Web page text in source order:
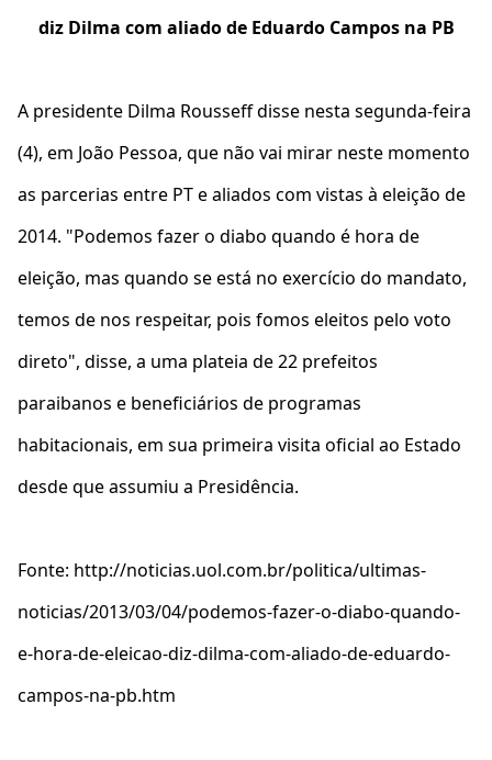
diz Dilma com aliado de Eduardo Campos na PB
A presidente Dilma Rousseff disse nesta segunda-feira
(4), em João Pessoa, que não vai mirar neste momento
as parcerias entre PT e aliados com vistas à eleição de
2014. "Podemos fazer o diabo quando é hora de
eleição, mas quando se está no exercício do mandato,
temos de nos respeitar, pois fomos eleitos pelo voto
direto", disse, a uma plateia de 22 prefeitos
paraibanos e beneficiários de programas
habitacionais, em sua primeira visita oficial ao Estado
desde que assumiu a Presidência.
Fonte: http://noticias.uol.com.br/politica/ultimas-
noticias/2013/03/04/podemos-fazer-o-diabo-quando-
e-hora-de-eleicao-diz-dilma-com-aliado-de-eduardo-
campos-na-pb.htm